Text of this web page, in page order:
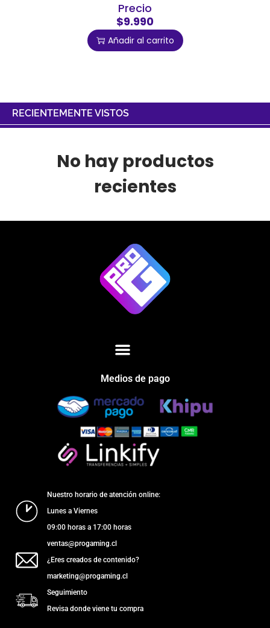
Precio
$9.990
Añadir al carrito
RECIENTEMENTE VISTOS
No hay productos
recientes
Medios de pago
Nuestro horario de atención online:
Lunes a Viernes
09:00 horas a 17:00 horas
ventas@progaming.cl
¿Eres creados de contenido?
marketing@progaming.cl
Seguimiento
Revisa donde viene tu compra